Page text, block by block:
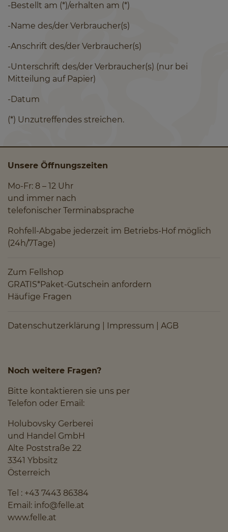
-Bestellt am (*)/erhalten am (*)
-Name des/der Verbraucher(s)
-Anschrift des/der Verbraucher(s)
-Unterschrift des/der Verbraucher(s) (nur bei
Mitteilung auf Papier)
-Datum
(*) Unzutreffendes streichen.
Unsere Öffnungszeiten
Mo-Fr: 8 – 12 Uhr
und immer nach
telefonischer Terminabsprache
Rohfell-Abgabe jederzeit im Betriebs-Hof möglich
(24h/7Tage)
Zum Fellshop
GRATIS*Paket-Gutschein anfordern
Häufige Fragen
Datenschutzerklärung Impressum AGB
Noch weitere Fragen?
Bitte kontaktieren sie uns per
Telefon oder Email:
Holubovsky Gerberei
und Handel GmbH
Alte Poststraße 22
3341 Ybbsitz
Österreich
Tel : +43 7443 86384
Email: info@felle.at
www.felle.at